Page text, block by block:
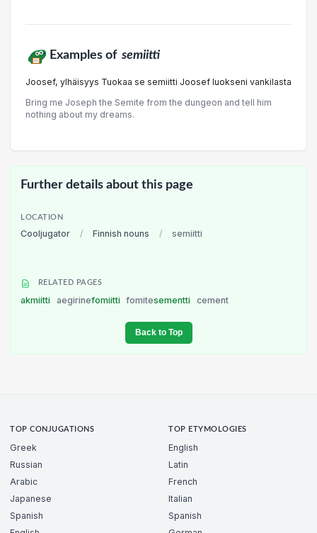
Examples of semiitti
Joosef, ylhäisyys Tuokaa se semiitti Joosef luokseni vankilasta
Bring me Joseph the Semite from the dungeon and tell him
nothing about my dreams.
Further details about this page
LOCATION
Cooljugator / Finnish nouns / semiitti
RELATED PAGES
akmiitti aegirinefomiitti fomitesementti cement
Back to Top
TOP CONJUGATIONS
Greek
Russian
Arabic
Japanese
Spanish
TOP ETYMOLOGIES
English
Latin
French
Italian
Spanish